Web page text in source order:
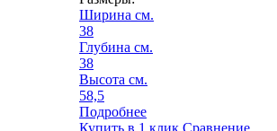
Ширина см.
38
Глубина см.
38
Высота см.
58,5
Подробнее
Купить в 1 клик Сравнение